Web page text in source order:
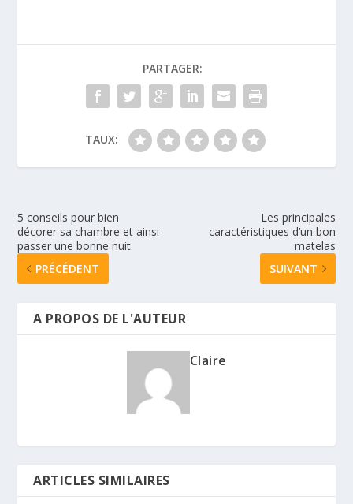
PARTAGER:
TAUX:
5 conseils pour bien
décorer sa chambre et ainsi
passer une bonne nuit
PRÉCÉDENT
Les principales
caractéristiques d’un bon
matelas
SUIVANT
A PROPOS DE L'AUTEUR
Claire
ARTICLES SIMILAIRES